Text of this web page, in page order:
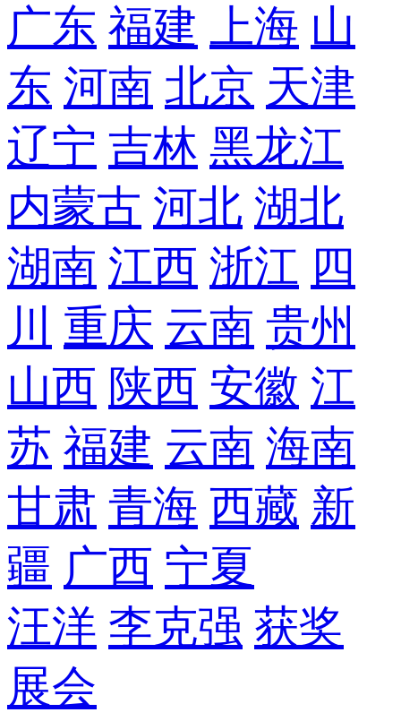
广东 福建 上海 山
东 河南 北京 天津
辽宁 吉林 黑龙江
内蒙古 河北 湖北
湖南 江西 浙江 四
川
重庆 云南 贵州
山西 陕西 安徽 江
苏 福建 云南 海南
甘肃 青海 西藏 新
疆 广西 宁夏
汪洋 李克强 获奖
展会